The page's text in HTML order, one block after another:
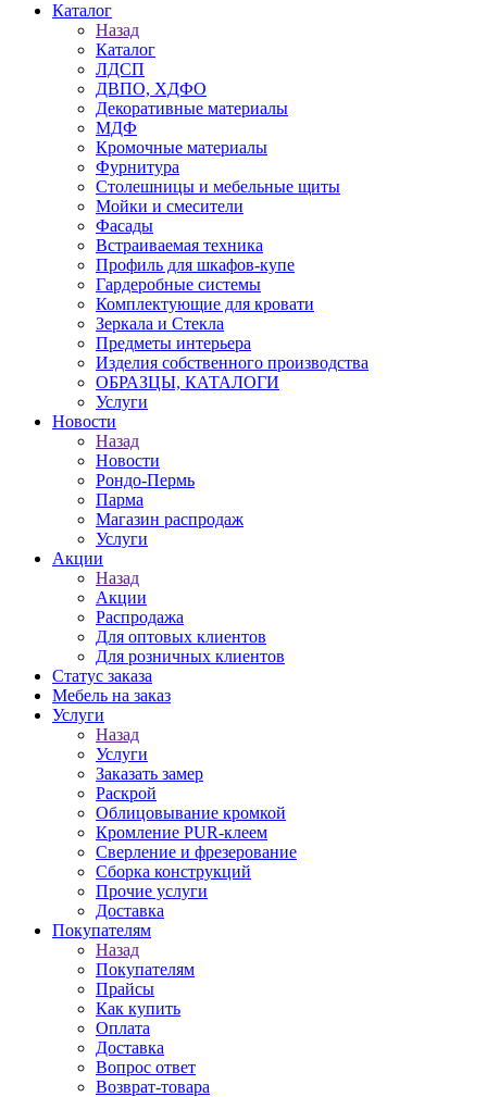
Каталог
Назад
Каталог
ЛДСП
ДВПО, ХДФО
Декоративные материалы
МДФ
Кромочные материалы
Фурнитура
Столешницы и мебельные щиты
Мойки и смесители
Фасады
Встраиваемая техника
Профиль для шкафов-купе
Гардеробные системы
Комплектующие для кровати
Зеркала и Стекла
Предметы интерьера
Изделия собственного производства
ОБРАЗЦЫ, КАТАЛОГИ
Услуги
Новости
Назад
Новости
Рондо-Пермь
Парма
Магазин распродаж
Услуги
Акции
Назад
Акции
Распродажа
Для оптовых клиентов
Для розничных клиентов
Статус заказа
Мебель на заказ
Услуги
Назад
Услуги
Заказать замер
Раскрой
Облицовывание кромкой
Кромление PUR-клеем
Сверление и фрезерование
Сборка конструкций
Прочие услуги
Доставка
Покупателям
Назад
Покупателям
Прайсы
Как купить
Оплата
Доставка
Вопрос ответ
Возврат-товара